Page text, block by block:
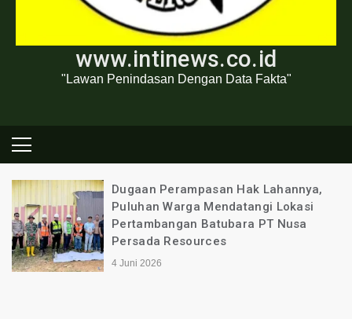
www.intinews.co.id
"Lawan Penindasan Dengan Data Fakta"
Dugaan Perampasan Hak Lahannya,
Puluhan Warga Mendatangi Lokasi
Pertambangan Batubara PT Nusa
Persada Resources
4 Juni 2026